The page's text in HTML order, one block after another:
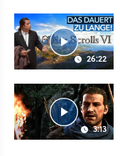
26:22
3:13